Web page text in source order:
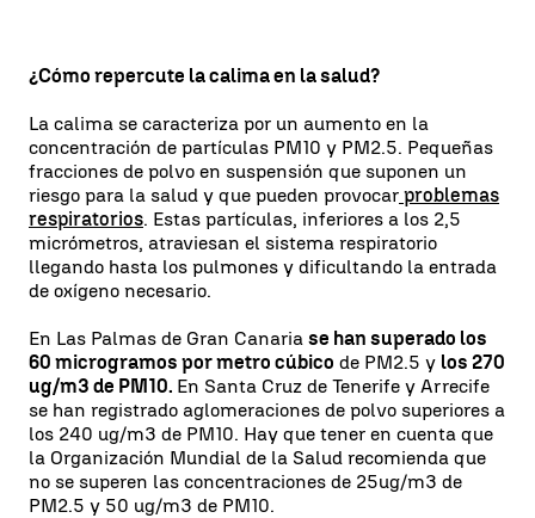
¿Cómo repercute la calima en la salud?
La calima se caracteriza por un aumento en la
concentración de partículas PM10 y PM2.5. Pequeñas
fracciones de polvo en suspensión que suponen un
riesgo para la salud y que pueden provocar problemas
respiratorios. Estas partículas, inferiores a los 2,5
micrómetros, atraviesan el sistema respiratorio
llegando hasta los pulmones y dificultando la entrada
de oxígeno necesario.
En Las Palmas de Gran Canaria se han superado los
60 microgramos por metro cúbico de PM2.5 y los 270
ug/m3 de PM10. En Santa Cruz de Tenerife y Arrecife
se han registrado aglomeraciones de polvo superiores a
los 240 ug/m3 de PM10. Hay que tener en cuenta que
la Organización Mundial de la Salud recomienda que
no se superen las concentraciones de 25ug/m3 de
PM2.5 y 50 ug/m3 de PM10.